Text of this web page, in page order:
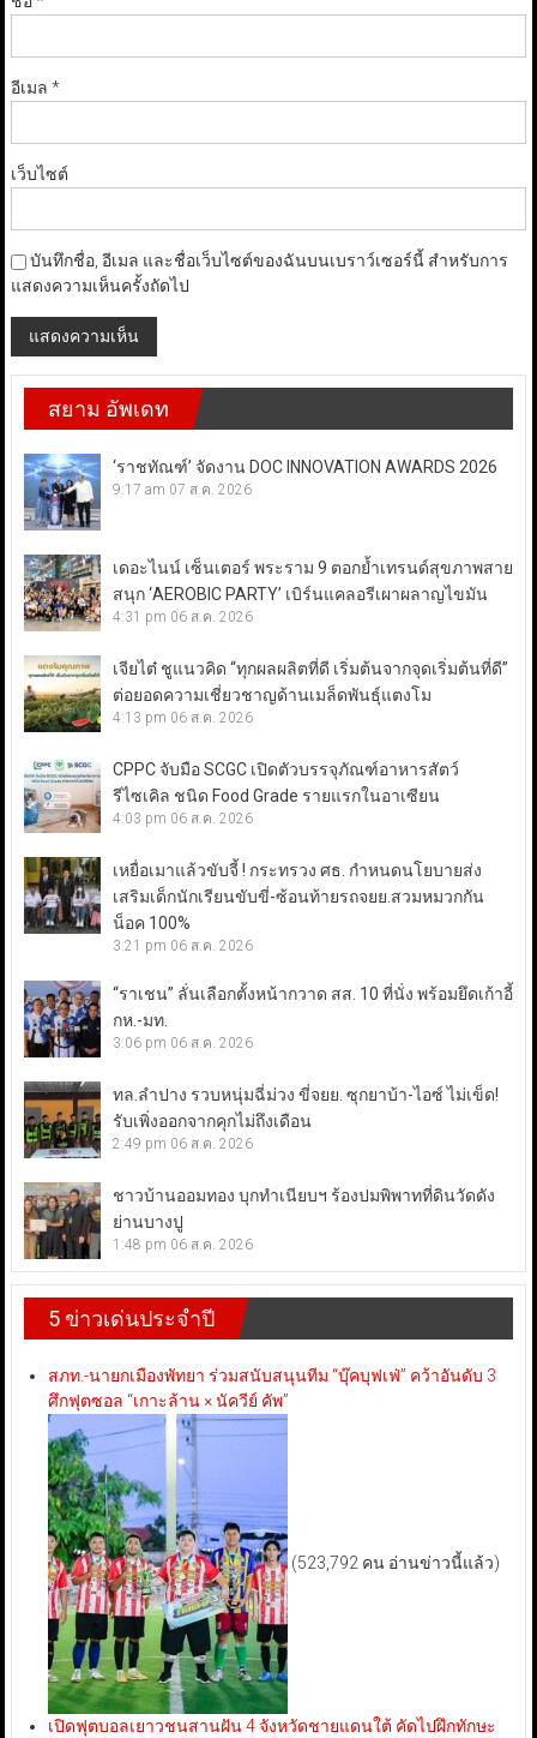
อีเมล *
เว็บไซต์
บันทึกชื่อ, อีเมล และชื่อเว็บไซต์ของฉันบนเบราว์เซอร์นี้ สำหรับการ
แสดงความเห็นครั้งถัดไป
สยาม อัพเดท
‘ราชทัณฑ์’ จัดงาน DOC INNOVATION AWARDS 2026
9:17 am 07 ส.ค. 2026
เดอะไนน์ เซ็นเตอร์ พระราม 9 ตอกย้ำเทรนด์สุขภาพสาย
สนุก ‘AEROBIC PARTY’ เบิร์นแคลอรีเผาผลาญไขมัน
4:31 pm 06 ส.ค. 2026
เจียไต๋ ชูแนวคิด “ทุกผลผลิตที่ดี เริ่มต้นจากจุดเริ่มต้นที่ดี”
ต่อยอดความเชี่ยวชาญด้านเมล็ดพันธุ์แตงโม
4:13 pm 06 ส.ค. 2026
CPPC จับมือ SCGC เปิดตัวบรรจุภัณฑ์อาหารสัตว์
รีไซเคิล ชนิด Food Grade รายแรกในอาเซียน
4:03 pm 06 ส.ค. 2026
เหยื่อเมาแล้วขับจี้ ! กระทรวง ศธ. กำหนดนโยบายส่ง
เสริมเด็กนักเรียนขับขี่-ซ้อนท้ายรถจยย.สวมหมวกกัน
น็อค 100%
3:21 pm 06 ส.ค. 2026
“ราเชน” ลั่นเลือกตั้งหน้ากวาด สส. 10 ที่นั่ง พร้อมยึดเก้าอี้
กห.-มท.
3:06 pm 06 ส.ค. 2026
ทล.ลำปาง รวบหนุ่มฉี่ม่วง ขี่จยย. ซุกยาบ้า-ไอซ์ ไม่เข็ด!
รับเพิ่งออกจากคุกไม่ถึงเดือน
2:49 pm 06 ส.ค. 2026
ชาวบ้านออมทอง บุกทำเนียบฯ ร้องปมพิพาทที่ดินวัดดัง
ย่านบางปู
1:48 pm 06 ส.ค. 2026
5 ข่าวเด่นประจำปี
สภท.-นายกเมืองพัทยา ร่วมสนับสนุนทีม “บุ๊คบุฟเฟ่” คว้าอันดับ 3
ศึกฟุตซอล “เกาะล้าน × นัควีย์ คัพ”
(523,792 คน อ่านข่าวนี้แล้ว)
เปิดฟุตบอลเยาวชนสานฝัน 4 จังหวัดชายแดนใต้ คัดไปฝึกทักษะ